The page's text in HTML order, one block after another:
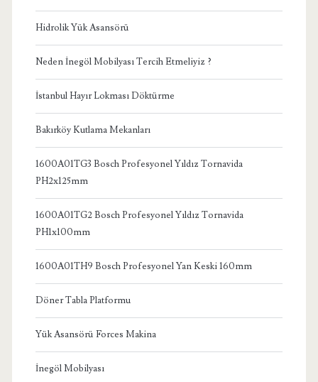
Hidrolik Yük Asansörü
Neden İnegöl Mobilyası Tercih Etmeliyiz ?
İstanbul Hayır Lokması Döktürme
Bakırköy Kutlama Mekanları
1600A01TG3 Bosch Profesyonel Yıldız Tornavida
PH2x125mm
1600A01TG2 Bosch Profesyonel Yıldız Tornavida
PH1x100mm
1600A01TH9 Bosch Profesyonel Yan Keski 160mm
Döner Tabla Platformu
Yük Asansörü Forces Makina
İnegöl Mobilyası